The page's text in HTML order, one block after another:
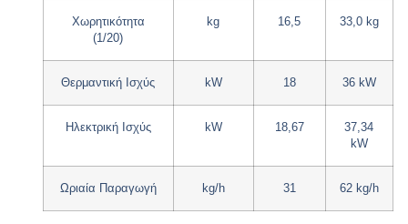
Χωρητικότητα
(1/20)
kg 16,5 33,0 kg
Θερμαντική Ισχύς kW 18 36 kW
Ηλεκτρική Ισχύς kW 18,67
37,34
kW
Ωριαία Παραγωγή kg/h 31 62 kg/h